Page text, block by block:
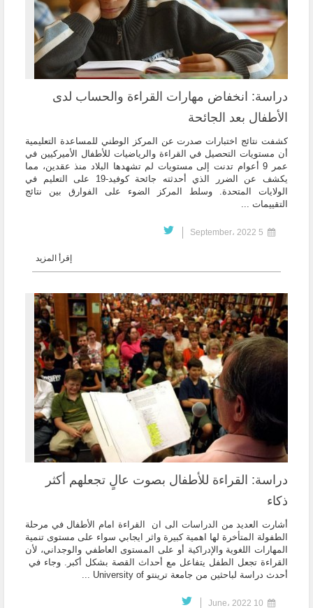
دراسة: انخفاض مهارات القراءة والحساب لدى
الأطفال بعد الجائحة
كشفت نتائج اختبارات صدرت عن المركز الوطني للمساعدة التعليمية
أن مستويات التحصيل في القراءة والرياضيات للأطفال الأميركيين في
عمر 9 أعوام تدنت إلى مستويات لم تشهدها البلاد منذ عقدين، مما
يكشف عن الضرر الذي أحدثته جائحة كوفيد-19 على التعليم في
الولايات المتحدة. وسلط المركز الضوء على الفوارق بين نتائج
التقييمات ...
إقرأ المزيد
دراسة: القراءة للأطفال بصوت عالٍ تجعلهم أكثر
ذكاء
أشارت العديد من الدراسات الى ان القراءة امام الأطفال في مرحلة
الطفولة المتأخرة لها اهمية كبيرة واثر ايجابي سواء على مستوى تنمية
المهارات اللغوية والإدراكية أو على المستوى العاطفي والوجداني، لأن
القراءة تجعل الطفل يتفاعل مع أحداث القصة بشكل أكبر. وجاء في
أحدث دراسة لباحثين من جامعة ترينتو University of ...